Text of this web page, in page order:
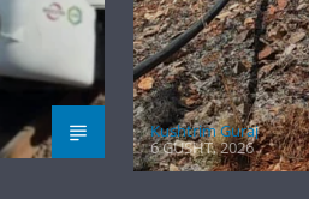
Kushtrim Guraj
6 GUSHT, 2026